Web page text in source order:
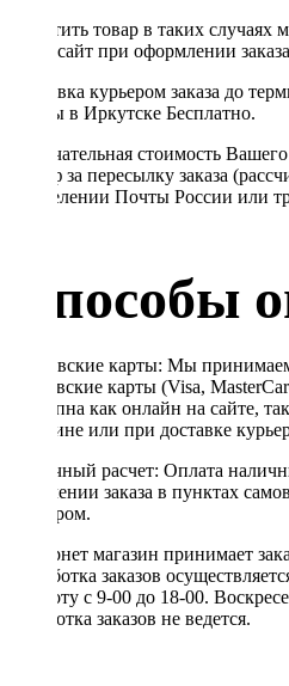
Оплатить товар в таких случаях
через сайт при оформлении
Доставка курьером заказа до
Почты в Иркутске Бесплатно.
Окончательная стоимость
Тариф за пересылку заказа
в отделении Почты России или
Способы
Банковские карты: Мы
банковские карты (Visa,
доступна как онлайн на сайте,
магазине или при доставке
Наличный расчет: Оплата
получении заказа в пунктах
курьером.
Интернет магазин принимает
Обработка заказов
Субботу с 9-00 до 18-00.
обработка заказов не ведется.